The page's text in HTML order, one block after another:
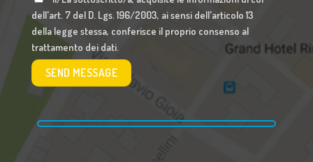
dell'art. 7 del D. Lgs. 196/2003, ai sensi dell'articolo 13
della legge stessa, conferisce il proprio consenso al
trattamento dei dati.